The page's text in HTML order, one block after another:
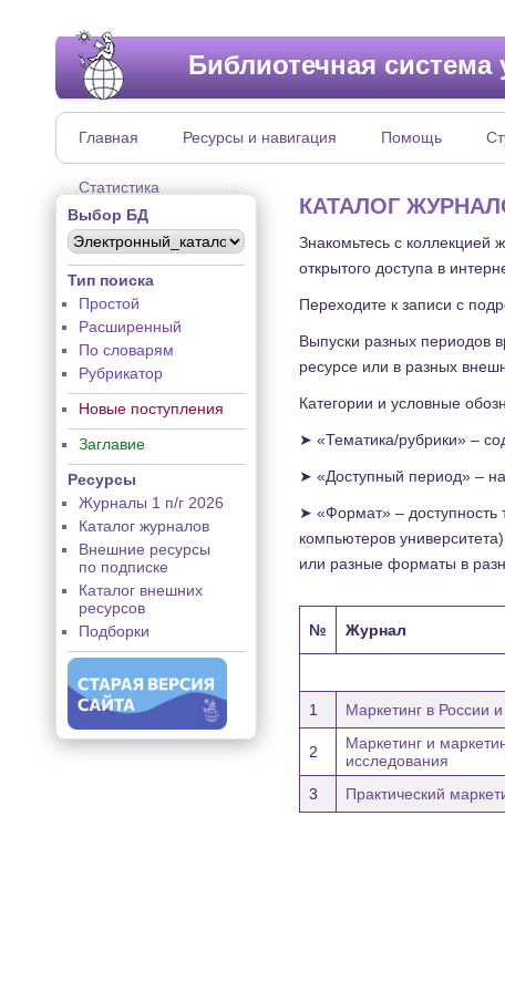
Библиотечная
Главная Ресурсы и навигация Помощь
Статистика
Выбор БД
Тип поиска
Простой
Расширенный
По словарям
Рубрикатор
Новые поступления
Заглавие
Ресурсы
Журналы 1 п/г 2026
Каталог журналов
Внешние ресурсы
по подписке
Каталог внешних
ресурсов
Подборки
КАТАЛОГ
Знакомьтесь с
открытого доступа в
Переходите к записи с
Выпуски разных периодов
ресурсе или в разных
Категории и условные
➤ «Тематика/рубрики» –
➤ «Доступный период» –
➤ «Формат» – доступность
компьютеров
или разные форматы в
№ Журнал
1 Маркетинг в России
2
Маркетинг и
исследования
3
Практический